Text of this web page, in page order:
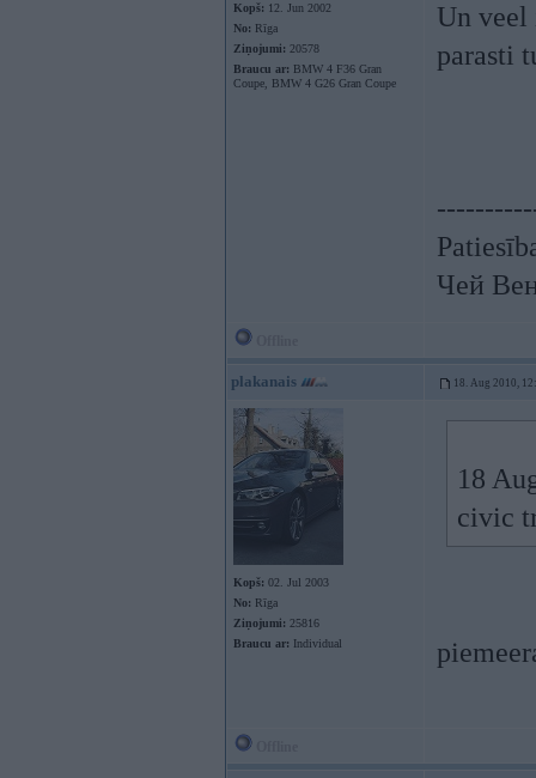
Kopš: 12. Jun 2002
No: Rīga
Ziņojumi: 20578
Braucu ar: BMW 4 F36 Gran
Coupe, BMW 4 G26 Gran Coupe
Un veel
parasti
Чей
plakanais 18. Aug 2010,
Kopš: 02. Jul 2003
No: Rīga
Ziņojumi: 25816
Braucu ar: Individual
18
civic